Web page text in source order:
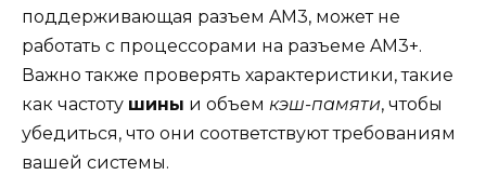
поддерживающая разъем AM3, может не
работать с процессорами на разъеме AM3+.
Важно также проверять характеристики, такие
как частоту шины и объем кэш-памяти, чтобы
убедиться, что они соответствуют требованиям
вашей системы.